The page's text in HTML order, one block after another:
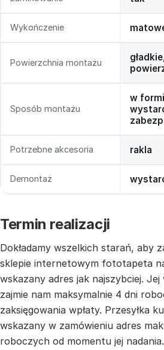
Wykończenie
Powierzchnia montażu
Sposób montażu
w
Potrzebne akcesoria rakla
Demontaż
Termin realizacji
Dokładamy wszelkich starań, aby
sklepie internetowym fototapeta
wskazany adres jak najszybciej.
zajmie nam maksymalnie 4 dni
zaksięgowania wpłaty. Przesyłka
wskazany w zamówieniu adres
roboczych od momentu jej nadania.